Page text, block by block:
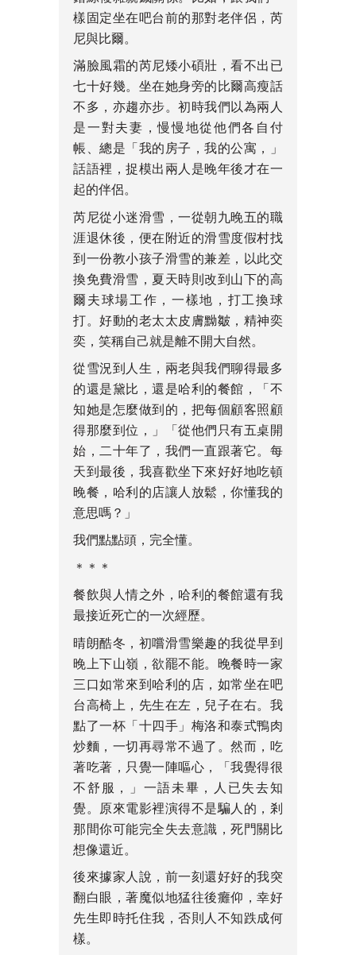
樣固定坐在吧台前的那對老伴侶，芮
尼與比爾。
滿臉風霜的芮尼矮小碩壯，看不出已
七十好幾。坐在她身旁的比爾高瘦話
不多，亦趨亦步。初時我們以為兩人
是一對夫妻，慢慢地從他們各自付
帳、總是「我的房子，我的公寓，」
話語裡，捉模出兩人是晚年後才在一
起的伴侶。
芮尼從小迷滑雪，一從朝九晚五的職
涯退休後，便在附近的滑雪度假村找
到一份教小孩子滑雪的兼差，以此交
換免費滑雪，夏天時則改到山下的高
爾夫球場工作，一樣地，打工換球
打。好動的老太太皮膚黝皺，精神奕
奕，笑稱自己就是離不開大自然。
從雪況到人生，兩老與我們聊得最多
的還是黛比，還是哈利的餐館，「不
知她是怎麼做到的，把每個顧客照顧
得那麼到位，」「從他們只有五桌開
始，二十年了，我們一直跟著它。每
天到最後，我喜歡坐下來好好地吃頓
晚餐，哈利的店讓人放鬆，你懂我的
意思嗎？」
我們點點頭，完全懂。
＊＊＊
餐飲與人情之外，哈利的餐館還有我
最接近死亡的一次經歷。
晴朗酷冬，初嚐滑雪樂趣的我從早到
晚上下山嶺，欲罷不能。晚餐時一家
三口如常來到哈利的店，如常坐在吧
台高椅上，先生在左，兒子在右。我
點了一杯「十四手」梅洛和泰式鴨肉
炒麵，一切再尋常不過了。然而，吃
著吃著，只覺一陣嘔心，「我覺得很
不舒服，」一語未畢，人已失去知
覺。原來電影裡演得不是騙人的，剎
那間你可能完全失去意識，死門關比
想像還近。
後來據家人說，前一刻還好好的我突
翻白眼，著魔似地猛往後癱仰，幸好
先生即時托住我，否則人不知跌成何
樣。